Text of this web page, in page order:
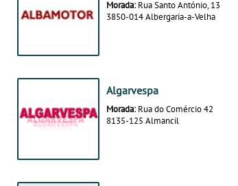
Morada: Rua Santo António, 13
3850-014 Albergaria-a-Velha
Algarvespa
Morada: Rua do Comércio 42
8135-125 Almancil